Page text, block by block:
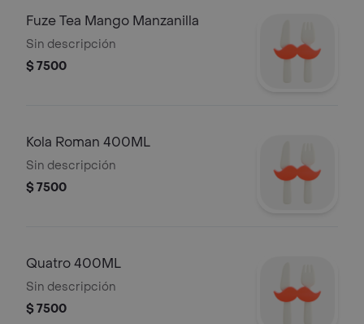
Fuze Tea Mango Manzanilla
Sin descripción
$ 7500
Kola Roman 400ML
Sin descripción
$ 7500
Quatro 400ML
Sin descripción
$ 7500